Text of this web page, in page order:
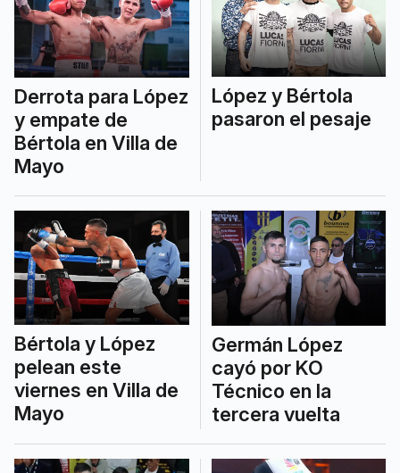
Derrota para López
y empate de
Bértola en Villa de
Mayo
López y Bértola
pasaron el pesaje
Bértola y López
pelean este
viernes en Villa de
Mayo
Germán López
cayó por KO
Técnico en la
tercera vuelta